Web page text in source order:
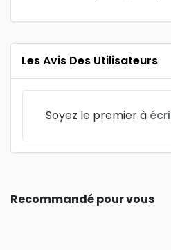
Les Avis Des Utilisateurs
Soyez le premier à
Recommandé pour vous